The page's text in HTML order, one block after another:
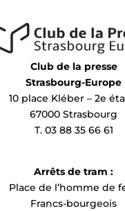
Club de la presse
Strasbourg-Europe
10 place Kléber – 2e
67000 Strasbourg
T. 03 88 35 66 61
Arrêts de tram :
Place de l’homme de
Francs-bourgeois